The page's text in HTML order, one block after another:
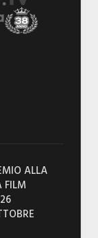
ALLA
FILM